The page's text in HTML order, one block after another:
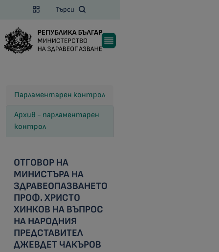
Търси
Парламентарен контрол
Архив - парламентарен
контрол
ОТГОВОР НА
МИНИСТЪРА НА
ЗДРАВЕОПАЗВАНЕТО
ПРОФ. ХРИСТО
ХИНКОВ НА ВЪПРОС
НА НАРОДНИЯ
ПРЕДСТАВИТЕЛ
ДЖЕВДЕТ ЧАКЪРОВ